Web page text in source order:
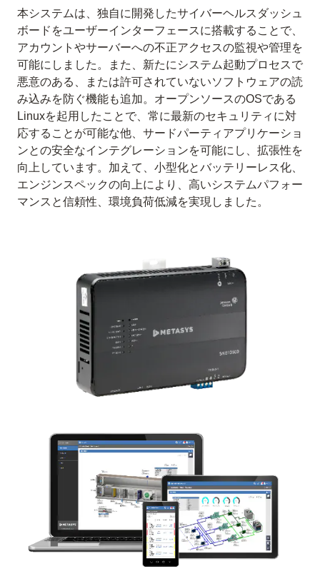
本システムは、独自に開発したサイバーヘルスダッシュ
ボードをユーザーインターフェースに搭載することで、
アカウントやサーバーへの不正アクセスの監視や管理を
可能にしました。また、新たにシステム起動プロセスで
悪意のある、または許可されていないソフトウェアの読
み込みを防ぐ機能も追加。オープンソースのOSである
Linuxを起用したことで、常に最新のセキュリティに対
応することが可能な他、サードパーティアプリケーショ
ンとの安全なインテグレーションを可能にし、拡張性を
向上しています。加えて、小型化とバッテリーレス化、
エンジンスペックの向上により、高いシステムパフォー
マンスと信頼性、環境負荷低減を実現しました。